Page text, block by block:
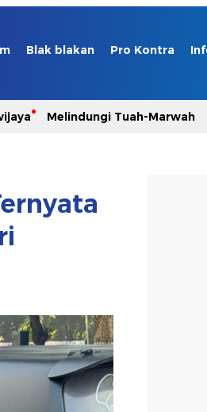
Blak blakan Pro Kontra
Melindungi Tuah-Marwah